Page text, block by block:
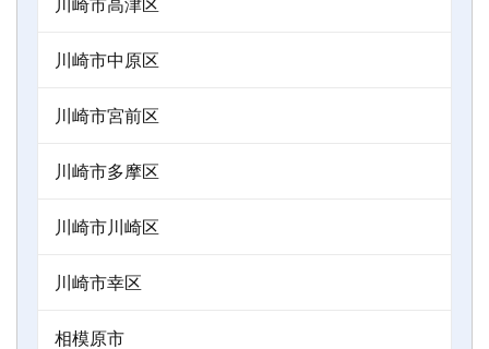
川崎市中原区
川崎市宮前区
川崎市多摩区
川崎市川崎区
川崎市幸区
相模原市